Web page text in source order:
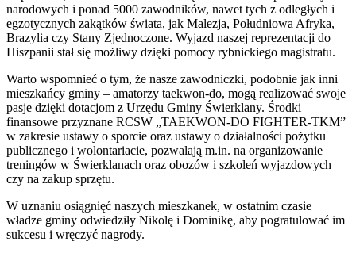
narodowych i ponad 5000 zawodników, nawet tych z odległych i
egzotycznych zakątków świata, jak Malezja, Południowa Afryka,
Brazylia czy Stany Zjednoczone. Wyjazd naszej reprezentacji do
Hiszpanii stał się możliwy dzięki pomocy rybnickiego magistratu.
Warto wspomnieć o tym, że nasze zawodniczki, podobnie jak inni
mieszkańcy gminy – amatorzy taekwon-do, mogą realizować swoje
pasje dzięki dotacjom z Urzędu Gminy Świerklany. Środki
finansowe przyznane RCSW „TAEKWON-DO FIGHTER-TKM”
w zakresie ustawy o sporcie oraz ustawy o działalności pożytku
publicznego i wolontariacie, pozwalają m.in. na organizowanie
treningów w Świerklanach oraz obozów i szkoleń wyjazdowych
czy na zakup sprzętu.
W uznaniu osiągnięć naszych mieszkanek, w ostatnim czasie
władze gminy odwiedziły Nikolę i Dominikę, aby pogratulować im
sukcesu i wręczyć nagrody.